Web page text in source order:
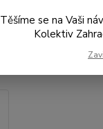
Těšíme se na Vaši
Kolektiv